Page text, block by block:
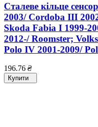
Сталеве кільце
2003/ Cordoba III
Skoda Fabia I 1999-
2012-/ Roomster;
Polo IV 2001-2009/
196.76 ₴
Купити